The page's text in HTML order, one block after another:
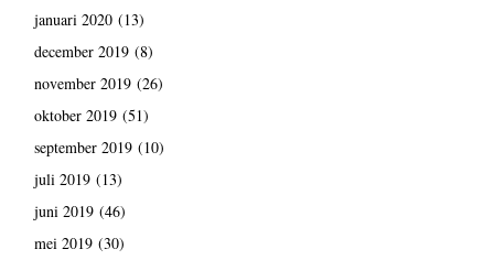
januari 2020(13)
december 2019(8)
november 2019(26)
oktober 2019(51)
september 2019(10)
juli 2019(13)
juni 2019(46)
mei 2019(30)